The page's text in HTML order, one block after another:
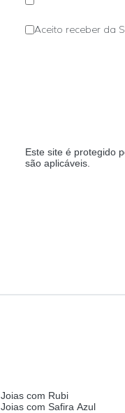
Aceito receber da
Este site é protegido
são aplicáveis.
Joias com Rubi
Joias com Safira Azul